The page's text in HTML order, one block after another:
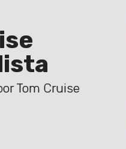
Tom Cruise